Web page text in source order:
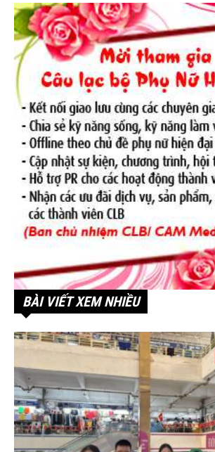
BÀI VIẾT XEM NHIỀU